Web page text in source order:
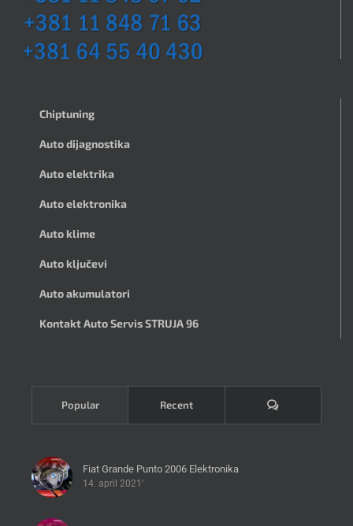
Chiptuning
Auto dijagnostika
Auto elektrika
Auto elektronika
Auto klime
Auto ključevi
Auto akumulatori
Kontakt Auto Servis STRUJA 96
Popular Recent Komentari
Fiat Grande Punto 2006 Elektronika
14. april 2021'